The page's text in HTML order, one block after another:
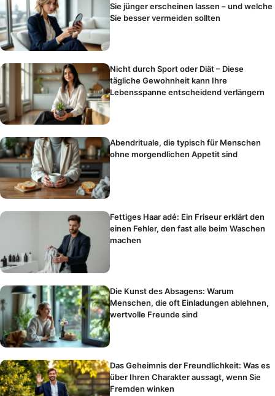
Sie jünger erscheinen lassen – und welche
Sie besser vermeiden sollten
Nicht durch Sport oder Diät – Diese
tägliche Gewohnheit kann Ihre
Lebensspanne entscheidend verlängern
Abendrituale, die typisch für Menschen
ohne morgendlichen Appetit sind
Fettiges Haar adé: Ein Friseur erklärt den
einen Fehler, den fast alle beim Waschen
machen
Die Kunst des Absagens: Warum
Menschen, die oft Einladungen ablehnen,
wertvolle Freunde sind
Das Geheimnis der Freundlichkeit: Was es
über Ihren Charakter aussagt, wenn Sie
Fremden winken